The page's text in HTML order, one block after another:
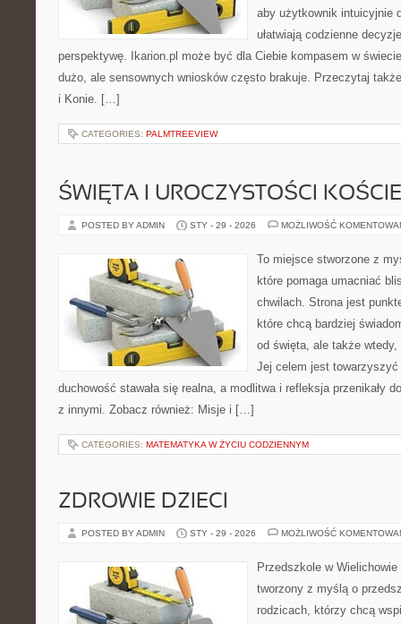
aby użytkownik intuicyjnie
ułatwiają codzienne
perspektywę. Ikarion.pl może być dla Ciebie kompasem w
dużo, ale sensownych wniosków często brakuje. Przeczytaj
i Konie. […]
CATEGORIES: PALMTREEVIEW
ŚWIĘTA I UROCZYSTOŚCI
POSTED BY ADMIN STY - 29 - 2026 MOŻLIWOŚĆ
To miejsce stworzone z
które pomaga umacniać
chwilach. Strona jest
które chcą bardziej
od święta, ale także
Jej celem jest
duchowość stawała się realna, a modlitwa i refleksja przenikały
z innymi. Zobacz również: Misje i […]
CATEGORIES: MATEMATYKA W ŻYCIU CODZIENNYM
ZDROWIE DZIECI
POSTED BY ADMIN STY - 29 - 2026 MOŻLIWOŚĆ
Przedszkole w
tworzony z myślą o
rodzicach, którzy chcą